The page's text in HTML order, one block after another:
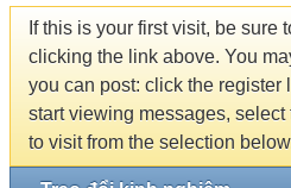
If this is your first visit, be sure
clicking the link above. You
you can post: click the register
start viewing messages,
to visit from the selection